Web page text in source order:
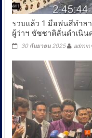
รวบแล้ว 1 มือพ่นสีทำล
ผู้ว่าฯ ชัชชาติลั่นดำเนิน
30 กันยายน 2025 admin